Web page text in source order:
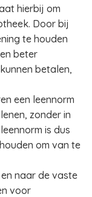
hierbij om
Door bij
te houden
beter
betalen,
een leennorm
zonder in
is dus
om van te
naar de vaste
voor